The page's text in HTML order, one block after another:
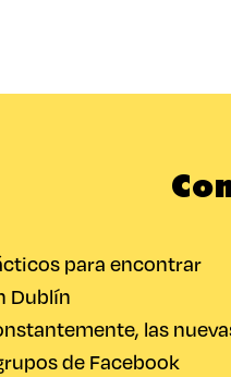
para encontrar
Dublín
las
de Facebook